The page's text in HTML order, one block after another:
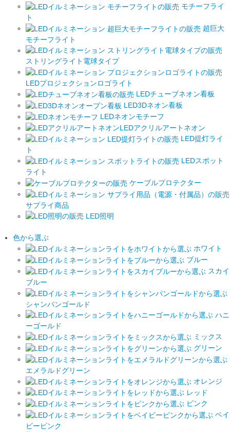
モチーフライ
ト
超巨大
モチーフライト
ストリングライト電球タイプ
LEDプロジェクションロゴライト
LEDチューブネオン看板
LED3Dネオン看板
LEDネオンモチーフ
LEDアクリルアートネオン
LED提灯ライ
ト
LEDスポット
ライト
ケーブルプロテクター
サプライ商品
LED照明
色から選ぶ
ホワイト
ブルー
スカイ
ブルー
シャンパンゴールド
ハニ
ーゴールド
ミックス
グリーン
エメラルドグリーン
オレンジ
レッド
ピンク
ベイ
ビーピンク